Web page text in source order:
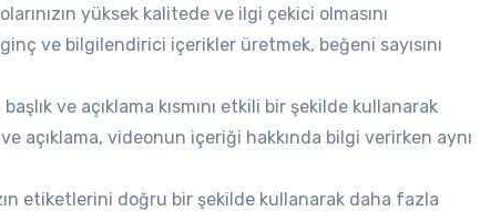
yüksek kalitede ve ilgi çekici olmasını
ve bilgilendirici içerikler üretmek, beğeni sayısını
başlık ve açıklama kısmını etkili bir şekilde kullanarak
açıklama, videonun içeriği hakkında bilgi verirken aynı
etiketlerini doğru bir şekilde kullanarak daha fazla